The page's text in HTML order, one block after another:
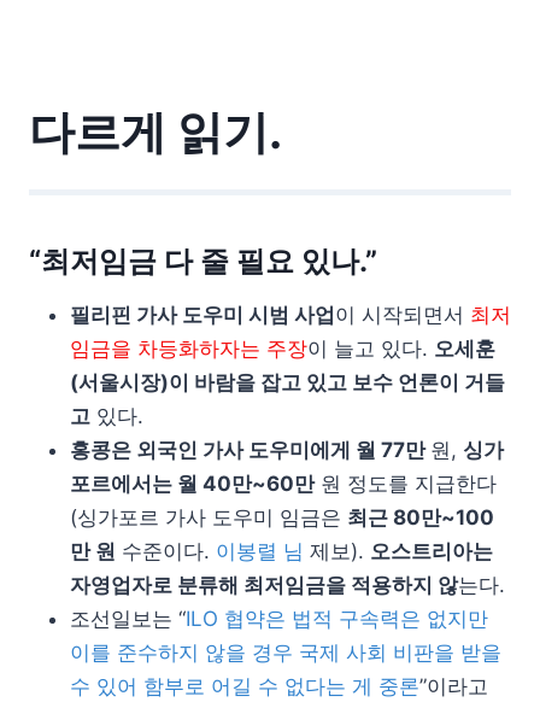
다르게 읽기.
“최저임금 다 줄 필요 있나.”
필리핀 가사 도우미 시범 사업이 시작되면서 최저
임금을 차등화하자는 주장이 늘고 있다. 오세훈
(서울시장)이 바람을 잡고 있고 보수 언론이 거들
고 있다.
홍콩은 외국인 가사 도우미에게 월 77만 원, 싱가
포르에서는 월 40만~60만원 정도를 지급한다
(싱가포르 가사 도우미 임금은 최근 80만~100
만 원 수준이다. 이봉렬 님 제보). 오스트리아는
자영업자로 분류해 최저임금을 적용하지 않는다.
조선일보는 “ILO 협약은 법적 구속력은 없지만
이를 준수하지 않을 경우 국제 사회 비판을 받을
수 있어 함부로 어길 수 없다는 게 중론”이라고